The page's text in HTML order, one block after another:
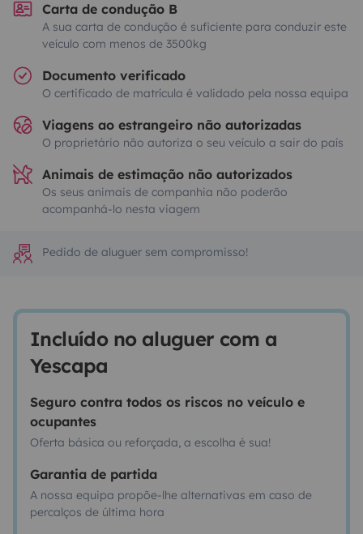
Carta de condução B
A sua carta de condução é suficiente para conduzir este
veículo com menos de 3500kg
Documento verificado
O certificado de matrícula é validado pela nossa equipa
Viagens ao estrangeiro não autorizadas
O proprietário não autoriza o seu veículo a sair do país
Animais de estimação não autorizados
Os seus animais de companhia não poderão
acompanhá-lo nesta viagem
Pedido de aluguer sem compromisso!
Incluído no aluguer com a
Yescapa
Seguro contra todos os riscos no veículo e
ocupantes
Oferta básica ou reforçada, a escolha é sua!
Garantia de partida
A nossa equipa propõe-lhe alternativas em caso de
percalços de última hora